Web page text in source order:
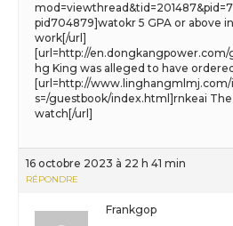
pid704879]watokr 5 GPA or above
work[/url]
[url=http://en.dongkangpower.com/
hg King was alleged to have
[url=http://www.linghangmlmj.com/
s=/guestbook/index.html]rnkeai
watch[/url]
16 octobre 2023 à 22 h 41 min
RÉPONDRE
Frankgop